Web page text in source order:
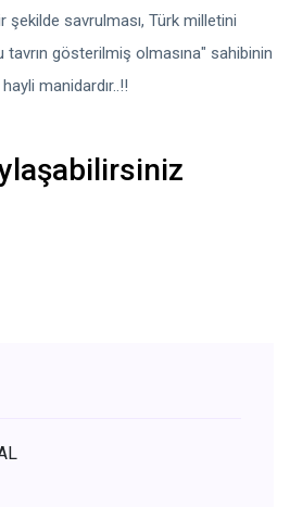
savrulması, Türk milletini
tavrın gösterilmiş olmasına" sahibinin
manidardır..!!